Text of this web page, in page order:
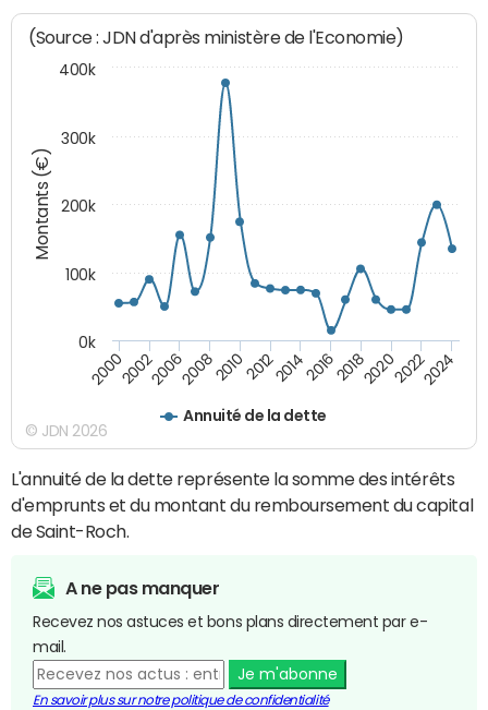
Montants (€)
(Source : JDN d'après ministère de l'Economie)
Annuité de la dette
200020022006200820102012201420162018202020222024
0k
100k
200k
300k
400k
© JDN 2026
L'annuité de la dette représente la somme des intérêts
d'emprunts et du montant du remboursement du capital
de Saint-Roch.
A ne pas manquer
Recevez nos astuces et bons plans directement par e-
mail.
Je m'abonne
En savoir plus sur notre politique de confidentialité